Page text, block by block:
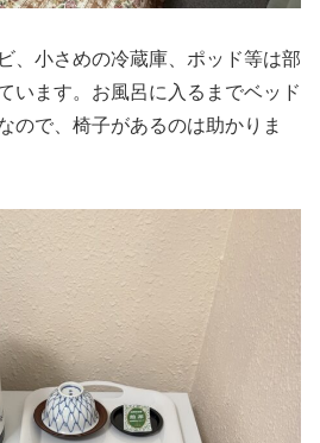
、小さめの冷蔵庫、ポッド等は部
います。お風呂に入るまでベッド
ので、椅子があるのは助かりま